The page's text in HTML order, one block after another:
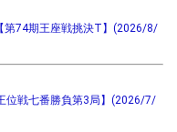
第74期王座戦挑決T】(2026/8/
位戦七番勝負第3局】(2026/7/